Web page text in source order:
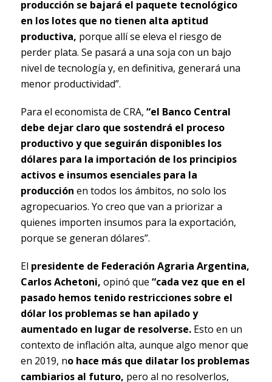
producción se bajará el paquete tecnológico
en los lotes que no tienen alta aptitud
productiva, porque allí se eleva el riesgo de
perder plata. Se pasará a una soja con un bajo
nivel de tecnología y, en definitiva, generará una
menor productividad”.
Para el economista de CRA, “el Banco Central
debe dejar claro que sostendrá el proceso
productivo y que seguirán disponibles los
dólares para la importación de los principios
activos e insumos esenciales para la
producción en todos los ámbitos, no solo los
agropecuarios. Yo creo que van a priorizar a
quienes importen insumos para la exportación,
porque se generan dólares”.
El presidente de Federación Agraria Argentina,
Carlos Achetoni, opinó que “cada vez que en el
pasado hemos tenido restricciones sobre el
dólar los problemas se han apilado y
aumentado en lugar de resolverse.Esto en un
contexto de inflación alta, aunque algo menor que
en 2019, no hace más que dilatar los problemas
cambiarios al futuro, pero al no resolverlos,